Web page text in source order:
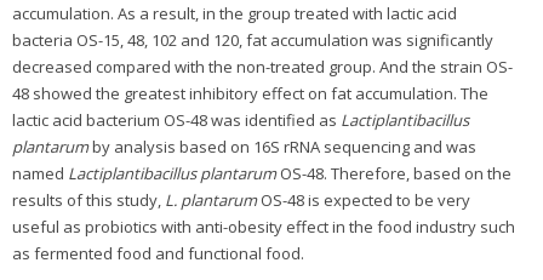
accumulation. As a result, in the group treated with lactic acid
bacteria OS-15, 48, 102 and 120, fat accumulation was significantly
decreased compared with the non-treated group. And the strain OS-
48 showed the greatest inhibitory effect on fat accumulation. The
lactic acid bacterium OS-48 was identified as Lactiplantibacillus
plantarumby analysis based on 16S rRNA sequencing and was
named Lactiplantibacillus plantarumOS-48. Therefore, based on the
results of this study, L. plantarumOS-48 is expected to be very
useful as probiotics with anti-obesity effect in the food industry such
as fermented food and functional food.